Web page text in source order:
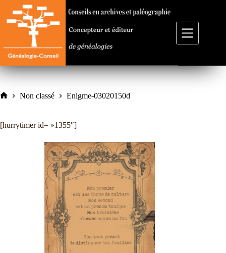
contenu
Non classé Enigme-03020150d
[hurrytimer id= »1355″]